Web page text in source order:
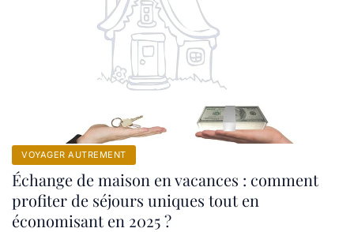
VOYAGER AUTREMENT
Échange de maison en vacances : comment
profiter de séjours uniques tout en
économisant en 2025 ?